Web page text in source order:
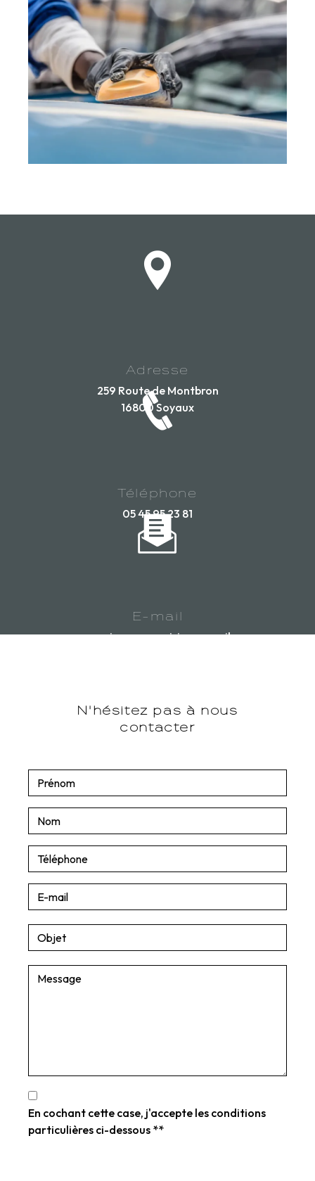
Adresse
259 Route de Montbron
16800 Soyaux
Téléphone
05 45 95 23 81
E-mail
carrosserieangoumoisine@gmail.com
N'hésitez pas à nous
contacter
En cochant cette case, j'accepte les conditions
particulières ci-dessous **